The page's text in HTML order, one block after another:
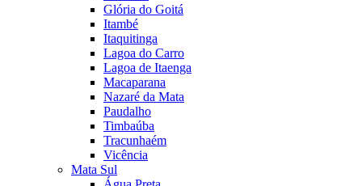
Glória do Goitá
Itambé
Itaquitinga
Lagoa do Carro
Lagoa de Itaenga
Macaparana
Nazaré da Mata
Paudalho
Timbaúba
Tracunhaém
Vicência
Mata Sul